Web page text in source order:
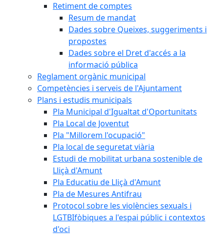
Retiment de comptes
Resum de mandat
Dades sobre Queixes, suggeriments i
propostes
Dades sobre el Dret d'accés a la
informació pública
Reglament orgànic municipal
Competències i serveis de l'Ajuntament
Plans i estudis municipals
Pla Municipal d'Igualtat d'Oportunitats
Pla Local de Joventut
Pla "Millorem l'ocupació"
Pla local de seguretat viària
Estudi de mobilitat urbana sostenible de
Lliçà d'Amunt
Pla Educatiu de Lliçà d'Amunt
Pla de Mesures Antifrau
Protocol sobre les violències sexuals i
LGTBIfòbiques a l'espai públic i contextos
d'oci